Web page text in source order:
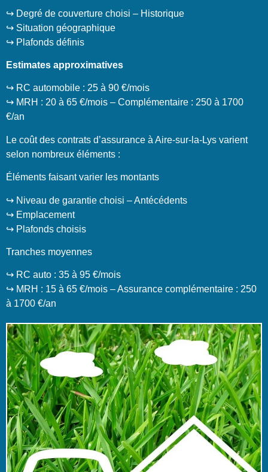
↪️ Degré de couverture choisi – Historique
↪️ Situation géographique
↪️ Plafonds définis
Estimates approximatives
↪️ RC automobile : 25 à 90 €/mois
↪️ MRH : 20 à 65 €/mois – Complémentaire : 250 à 1700
€/an
Le coût des contrats d’assurance à Aire-sur-la-Lys varient
selon nombreux éléments :
Éléments faisant varier les montants
↪️ Niveau de garantie choisi – Antécédents
↪️ Emplacement
↪️ Plafonds choisis
Tranches moyennes
↪️ RC auto : 35 à 95 €/mois
↪️ MRH : 15 à 65 €/mois – Assurance complémentaire : 250
à 1700 €/an